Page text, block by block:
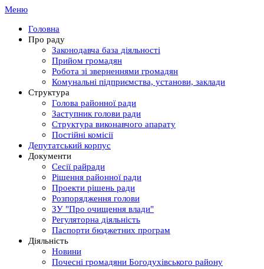
Меню
Головна
Про раду
Законодавча база діяльності
Прийом громадян
Робота зі зверненнями громадян
Комунальні підприємства, установи, заклади
Структура
Голова районної ради
Заступник голови ради
Структура виконавчого апарату
Постійні комісії
Депутатський корпус
Документи
Сесії райради
Рішення районної ради
Проекти рішень ради
Розпорядження голови
ЗУ "Про очищення влади"
Регуляторна діяльність
Паспорти бюджетних програм
Діяльність
Новини
Почесні громадяни Богодухівського району